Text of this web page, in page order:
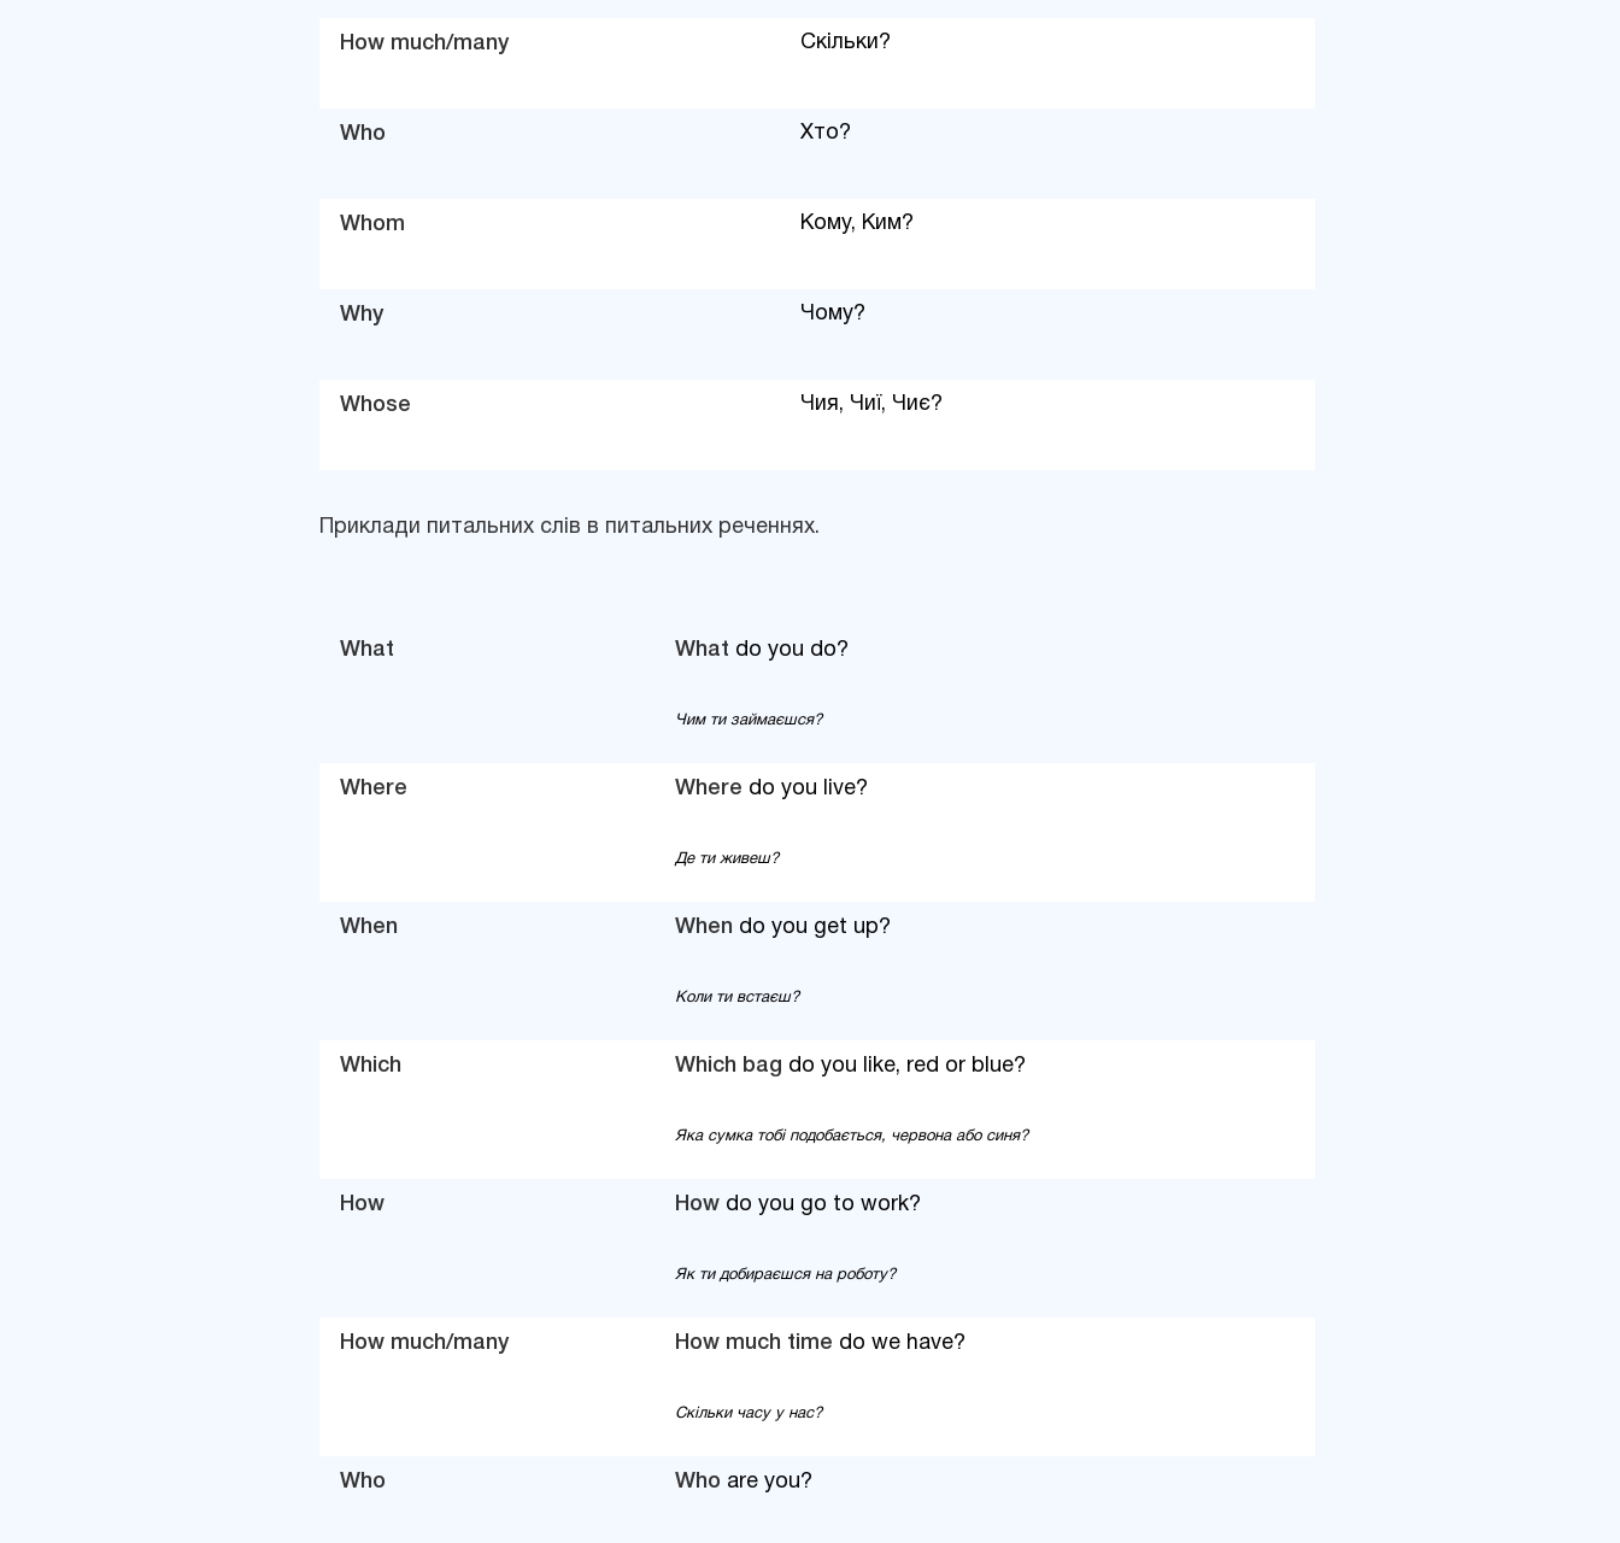
How much/many Скільки?
Who Хто?
Whom Кому, Ким?
Why Чому?
Whose Чия, Чиї, Чиє?
Приклади питальних слів в питальних реченнях.
What What do you do?
Чим ти займаєшся?
Where Where do you live?
Де ти живеш?
When When do you get up?
Коли ти встаєш?
Which Which bag do you like, red or blue?
Яка сумка тобі подобається, червона або синя?
How Howdo you go to work?
Як ти добираєшся на роботу?
How much/many How much time do we have?
Скільки часу у нас?
Who Who are you?